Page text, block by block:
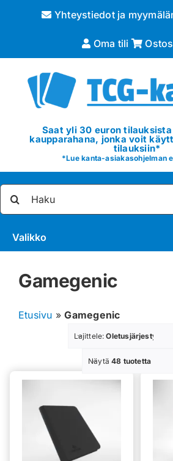
Yhteystiedot ja
Oma tili
Saat yli 30 euron
kaupparahana, jonka voit
tilauksiin*
*Lue kanta-asiakasohjelman
Valikko
Greidatut kortit
Irtokortit
Gamegenic
Etusivu »Gamegenic
Lajittele:Oletusjärjestys
Näytä48 tuotetta